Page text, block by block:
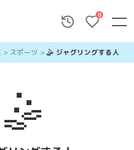
0
> スポーツ >🤹 ジャグリングする人
🤹